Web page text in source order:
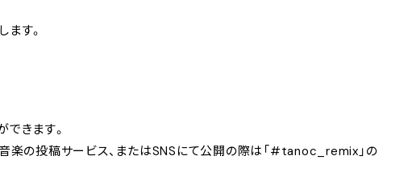
す。
きます。
楽の投稿サービス、またはSNSにて公開の際は「#tanoc_remix」の